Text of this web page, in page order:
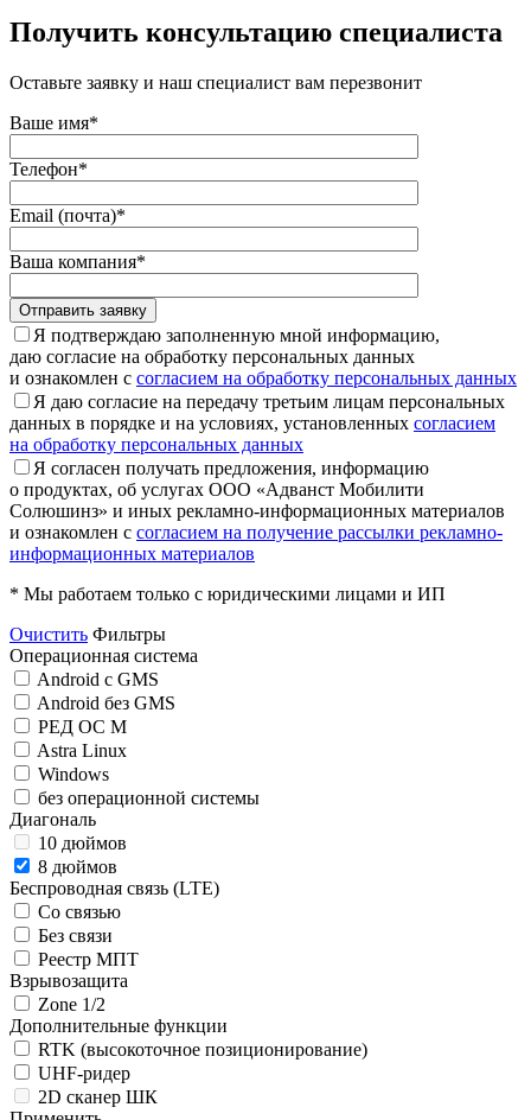
Получить консультацию специалиста
Оставьте заявку и наш специалист вам перезвонит
Ваше имя*
Телефон*
Email (почта)*
Ваша компания*
Отправить заявку
Я подтверждаю заполненную мной информацию,
даю согласие на обработку персональных данных
и ознакомлен с согласием на обработку персональных данных
Я даю согласие на передачу третьим лицам персональных
данных в порядке и на условиях, установленных согласием
на обработку персональных данных
Я согласен получать предложения, информацию
о продуктах, об услугах ООО «Адванст Мобилити
Солюшинз» и иных рекламно-информационных материалов
и ознакомлен с согласием на получение рассылки рекламно-
информационных материалов
* Мы работаем только с юридическими лицами и ИП
Очистить Фильтры
Операционная система
Android c GMS
Android без GMS
РЕД ОС М
Astra Linux
Windows
без операционной системы
Диагональ
10 дюймов
8 дюймов
Беспроводная связь (LTE)
Со связью
Без связи
Реестр МПТ
Взрывозащита
Zone 1/2
Дополнительные функции
RTK (высокоточное позиционирование)
UHF-ридер
2D сканер ШК